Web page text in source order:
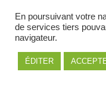
En poursuivant votre
de services tiers
navigateur.
ÉDITER